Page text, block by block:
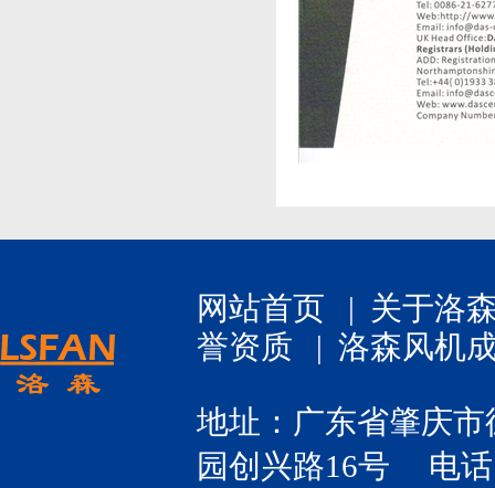
网站首页 | 关于洛
誉资质 | 洛森风机
地址：广东省肇庆
园创兴路16号 电话